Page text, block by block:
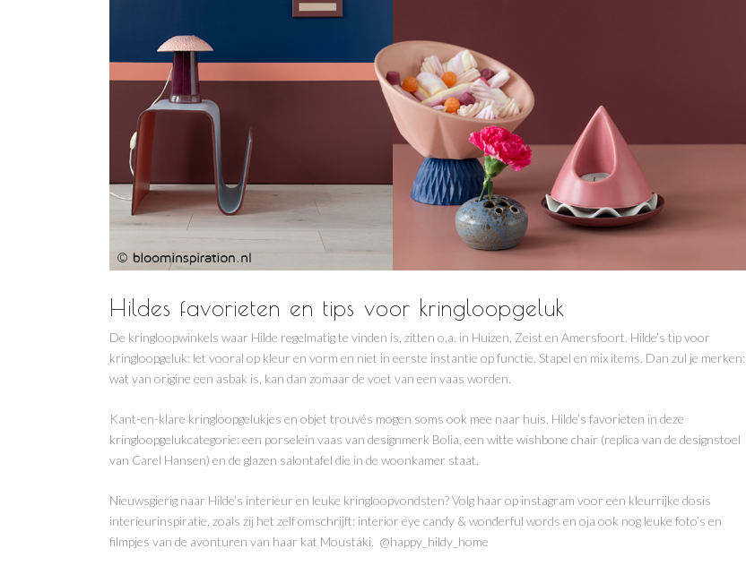
Hildes favorieten en tips voor kringloopgeluk
De kringloopwinkels waar Hilde regelmatig te vinden is, zitten o.a. in Huizen, Zeist en Amersfoort. Hilde’s tip voor
kringloopgeluk: let vooral op kleur en vorm en niet in eerste instantie op functie. Stapel en mix items. Dan zul je merken:
wat van origine een asbak is, kan dan zomaar de voet van een vaas worden.
Kant-en-klare kringloopgelukjes en objet trouvés mogen soms ook mee naar huis. Hilde’s favorieten in deze
kringloopgelukcategorie: een porselein vaas van designmerk Bolia, een witte wishbone chair (replica van de designstoel
van Carel Hansen) en de glazen salontafel die in de woonkamer staat.
Nieuwsgierig naar Hilde’s interieur en leuke kringloopvondsten? Volg haar op instagram voor een kleurrijke dosis
interieurinspiratie, zoals zij het zelf omschrijft: interior eye candy & wonderful words en oja ook nog leuke foto’s en
filmpjes van de avonturen van haar kat Moustáki. @happy_hildy_home